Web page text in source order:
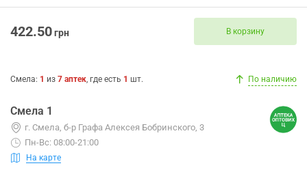
422.50грн В корзину
Смела: 1 из 7 аптек, где есть 1 шт. По наличию
Смела 1
г. Смела, б-р Графа Алексея Бобринского, 3
Пн-Вс: 08:00-21:00
На карте